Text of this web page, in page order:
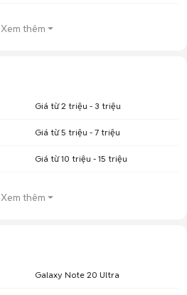
Xem thêm
Giá từ 2 triệu - 3 triệu
Giá từ 5 triệu - 7 triệu
Giá từ 10 triệu - 15 triệu
Xem thêm
Galaxy Note 20 Ultra